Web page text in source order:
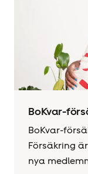
BoKvar-
BoKvar-
Försäkring
nya